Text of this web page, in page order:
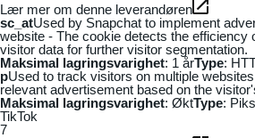
Lær mer om denne leverandøren
sc_atUsed by Snapchat to implement
website - The cookie detects the efficiency
visitor data for further visitor segmentation.
Maksimal lagringsvarighet: 1 årType:
pUsed to track visitors on multiple
relevant advertisement based on the
Maksimal lagringsvarighet: ØktType:
TikTok
7